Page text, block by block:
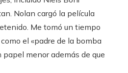
Nolan cargó la película
Me tomó un tiempo
el «padre de la bomba
menor además de que